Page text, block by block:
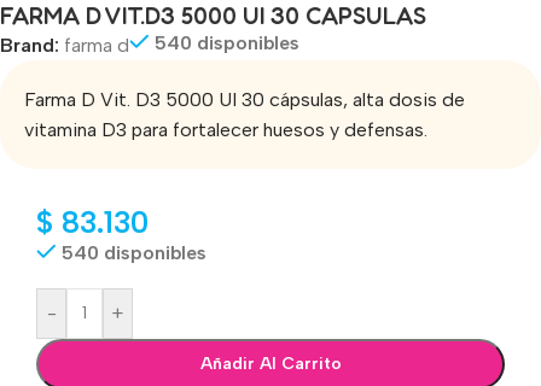
FARMA D VIT.D3 5000 UI 30 CAPSULAS
Brand: farma d 540 disponibles
Farma D Vit. D3 5000 UI 30 cápsulas, alta dosis de
vitamina D3 para fortalecer huesos y defensas.
$ 83.130
540 disponibles
- +
Añadir Al Carrito